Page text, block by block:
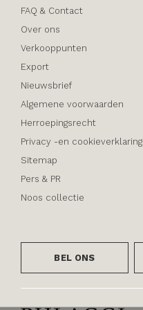
FAQ & Contact
Over ons
Verkooppunten
Export
Nieuwsbrief
Algemene voorwaarden
Herroepingsrecht
Privacy -en cookieverklaring
Sitemap
Pers & PR
Noos collectie
BEL ONS